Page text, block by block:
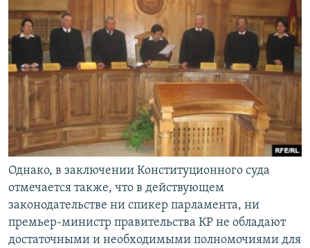
Однако, в заключении Конституционного суда
отмечается также, что в действующем
законодательстве ни спикер парламента, ни
премьер-министр правительства КР не обладают
достаточными и необходимыми полномочиями для